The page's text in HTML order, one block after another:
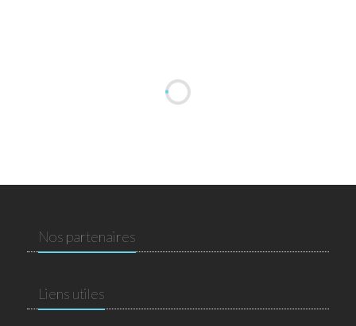
Nos partenaires
Liens utiles